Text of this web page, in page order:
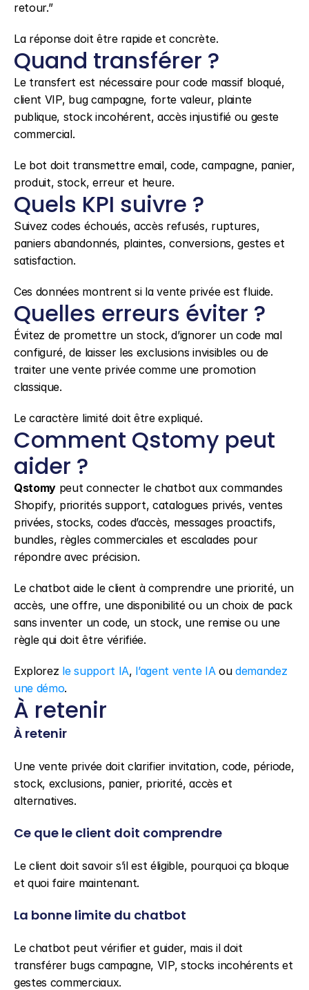
retour.”
La réponse doit être rapide et concrète.
Quand transférer ?
Le transfert est nécessaire pour code massif bloqué,
client VIP, bug campagne, forte valeur, plainte
publique, stock incohérent, accès injustifié ou geste
commercial.
Le bot doit transmettre email, code, campagne, panier,
produit, stock, erreur et heure.
Quels KPI suivre ?
Suivez codes échoués, accès refusés, ruptures,
paniers abandonnés, plaintes, conversions, gestes et
satisfaction.
Ces données montrent si la vente privée est fluide.
Quelles erreurs éviter ?
Évitez de promettre un stock, d’ignorer un code mal
configuré, de laisser les exclusions invisibles ou de
traiter une vente privée comme une promotion
classique.
Le caractère limité doit être expliqué.
Comment Qstomy peut
aider ?
Qstomy peut connecter le chatbot aux commandes
Shopify, priorités support, catalogues privés, ventes
privées, stocks, codes d’accès, messages proactifs,
bundles, règles commerciales et escalades pour
répondre avec précision.
Le chatbot aide le client à comprendre une priorité, un
accès, une offre, une disponibilité ou un choix de pack
sans inventer un code, un stock, une remise ou une
règle qui doit être vérifiée.
Explorez le support IA, l’agent vente IA ou demandez
une démo.
À retenir
À retenir
Une vente privée doit clarifier invitation, code, période,
stock, exclusions, panier, priorité, accès et
alternatives.
Ce que le client doit comprendre
Le client doit savoir s’il est éligible, pourquoi ça bloque
et quoi faire maintenant.
La bonne limite du chatbot
Le chatbot peut vérifier et guider, mais il doit
transférer bugs campagne, VIP, stocks incohérents et
gestes commerciaux.